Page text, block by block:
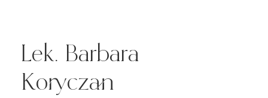
Lek. Barbara
Koryczan